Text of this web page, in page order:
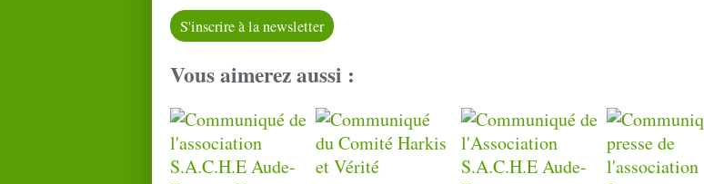
S'inscrire à la newsletter
Vous aimerez aussi :